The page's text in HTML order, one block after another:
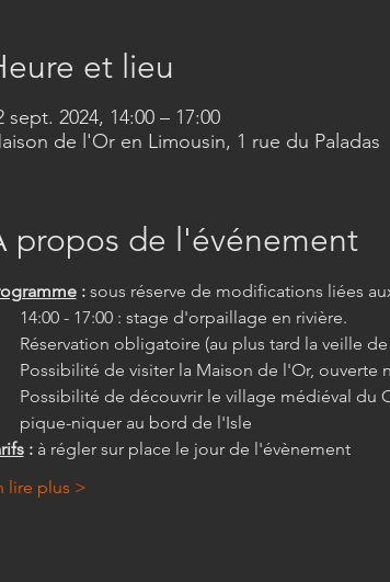
et lieu
sept. 2024, 14:00 – 17:00
de l'Or en Limousin, 1 rue du Paladas
propos de l'événement
: sous réserve de modifications liées
14:00 - 17:00 : stage d'orpaillage en rivière.
Réservation obligatoire (au plus tard la veille
Possibilité de visiter la Maison de l'Or, ouverte
Possibilité de découvrir le village médiéval du
pique-niquer au bord de l'Isle
: à régler sur place le jour de l'évènement
lire plus >